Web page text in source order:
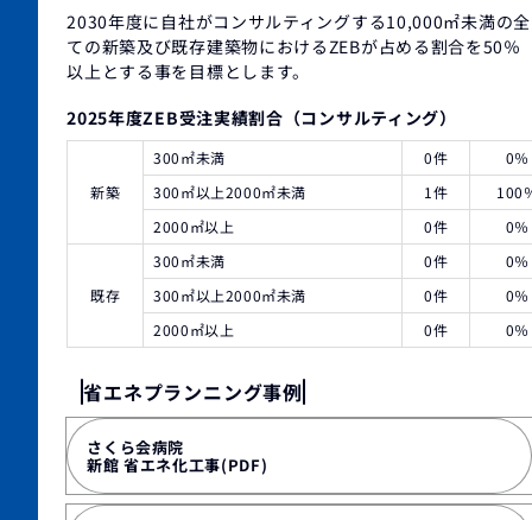
2030年度に自社がコンサルティングする10,000㎡未満の全
ての新築及び既存建築物におけるZEBが占める割合を50％
以上とする事を目標とします。
2025年度ZEB受注実績割合（コンサルティング）
新築
300㎡未満 0件
0％
300㎡以上2000㎡未満
1件
100
2000㎡以上
0件 0％
既存
300㎡未満 0件
0％
300㎡以上2000㎡未満
0件
0％
2000㎡以上
0件 0％
省エネプランニング事例
さくら会病院
新館 省エネ化工事(PDF)